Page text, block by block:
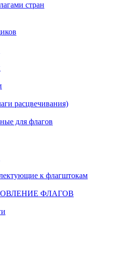
стран
расцвечивания)
для флагов
к флагштокам
ФЛАГОВ